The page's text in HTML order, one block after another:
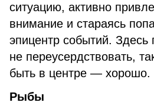
ситуацию, активно
внимание и стараясь
эпицентр событий.
не переусердствовать,
быть в центре — хорошо.
Рыбы